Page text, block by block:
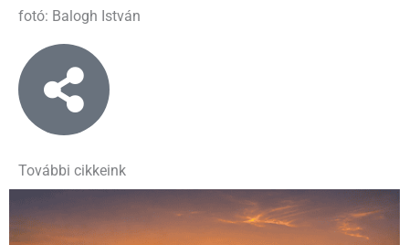
fotó: Balogh István
További cikkeink